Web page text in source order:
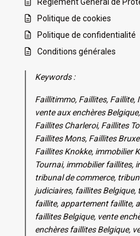
Politique de cookies
Politique de confidentialité
Conditions générales
Keywords :
Faillitimmo, Faillites, Faillite,
vente aux enchères
Faillites Charleroi, Faillites
Faillites Mons, Faillites
Faillites Knokke, immobilier
Tournai, immobilier faillites,
tribunal de commerce,
judiciaires, faillites
faillite, appartement faillite,
faillites Belgique, vente
enchères faillites Belgique,